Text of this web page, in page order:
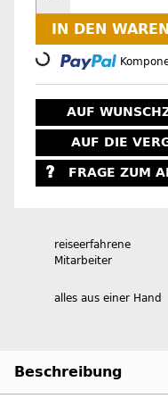
IN DEN
Loading...
AUF
AUF DIE
FRAGE ZUM
reiseerfahrene
Mitarbeiter
alles aus einer Hand
Beschreibung